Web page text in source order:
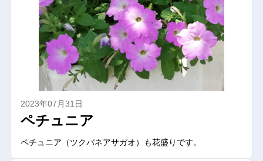
2023年07月31日
ペチュニア
ペチュニア（ツクバネアサガオ）も花盛りです。